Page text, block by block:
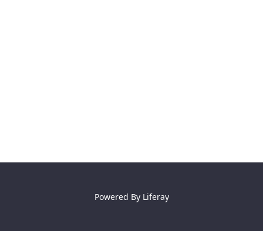
Powered By Liferay